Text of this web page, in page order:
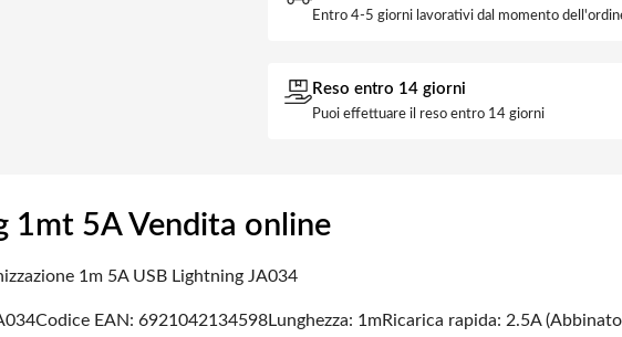
Entro 4-5 giorni lavorativi dal momento
Reso entro 14 giorni
Puoi effettuare il reso entro 14 giorni
1mt 5A Vendita online
1m 5A USB Lightning JA034
Codice EAN: 6921042134598Lunghezza: 1mRicarica rapida: 2.5A